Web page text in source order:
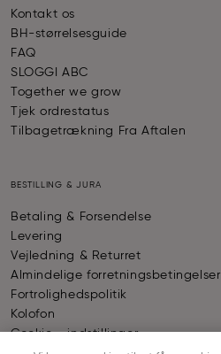
Kontakt os
BH-størrelsesguide
FAQ
SLOGGI ABC
Together we grow
Tjek ordrestatus
Tilbagetrækning Fra Aftalen
BESTILLING & JURA
Betaling & Forsendelse
Levering
Vejledning & Returret
Almindelige forretningsbetingelser
Fortrolighedspolitik
Kolofon
Cookie - indstillinger